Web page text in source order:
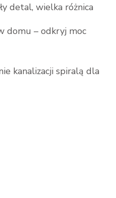
detal, wielka różnica
domu – odkryj moc
kanalizacji spiralą dla